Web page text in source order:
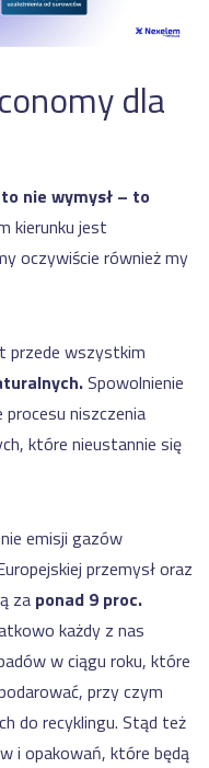
dla
nie wymysł – to
kierunku jest
oczywiście również my
przede wszystkim
Spowolnienie
niszczenia
które nieustannie się
emisji gazów
przemysł oraz
za ponad 9 proc.
każdy z nas
w ciągu roku, które
przy czym
do recyklingu. Stąd też
i opakowań, które będą